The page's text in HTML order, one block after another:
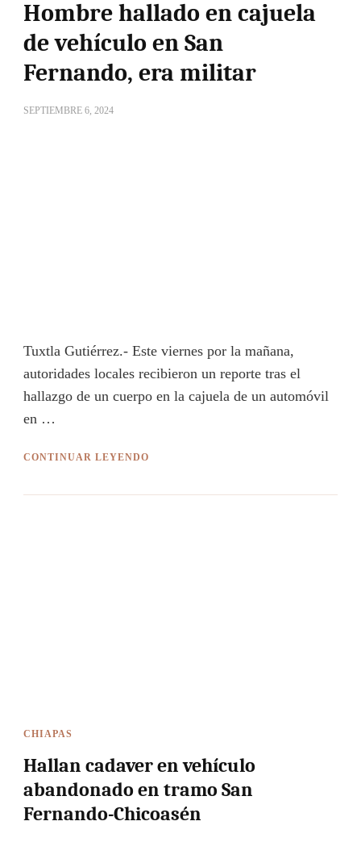
Hombre hallado en cajuela
de vehículo en San
Fernando, era militar
SEPTIEMBRE 6, 2024
Tuxtla Gutiérrez.- Este viernes por la mañana,
autoridades locales recibieron un reporte tras el
hallazgo de un cuerpo en la cajuela de un automóvil
en …
CONTINUAR LEYENDO
CHIAPAS
Hallan cadaver en vehículo
abandonado en tramo San
Fernando-Chicoasén